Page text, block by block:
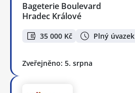
Bageterie Boulevard
Hradec Králové
35 000 Kč Plný úvazek
Zveřejněno: 5. srpna